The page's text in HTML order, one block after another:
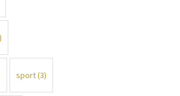
sport(3)